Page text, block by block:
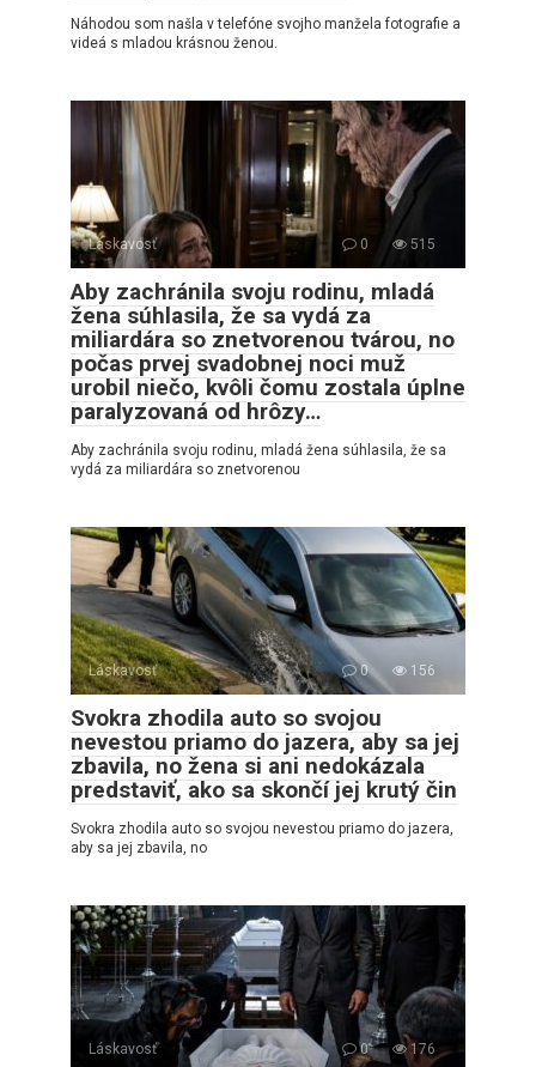
Náhodou som našla v telefóne svojho manžela fotografie a
videá s mladou krásnou ženou.
Láskavosť 0 515
Aby zachránila svoju rodinu, mladá
žena súhlasila, že sa vydá za
miliardára so znetvorenou tvárou, no
počas prvej svadobnej noci muž
urobil niečo, kvôli čomu zostala úplne
paralyzovaná od hrôzy…
Aby zachránila svoju rodinu, mladá žena súhlasila, že sa
vydá za miliardára so znetvorenou
Láskavosť 0 156
Svokra zhodila auto so svojou
nevestou priamo do jazera, aby sa jej
zbavila, no žena si ani nedokázala
predstaviť, ako sa skončí jej krutý čin
Svokra zhodila auto so svojou nevestou priamo do jazera,
aby sa jej zbavila, no
Láskavosť 0 176